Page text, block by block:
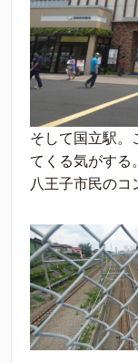
そして国立駅。
てくる気がする。
八王子市民のコ